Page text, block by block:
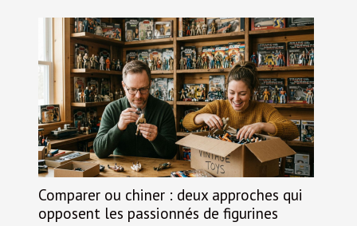
Comparer ou chiner : deux approches qui
opposent les passionnés de figurines